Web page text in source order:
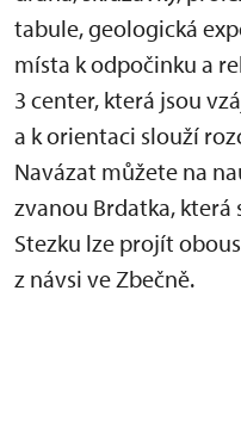
tabule, geologická
místa k odpočinku a
3 center, která jsou
a k orientaci slouží
Navázat můžete na
zvanou Brdatka, která
Stezku lze projít
z návsi ve Zbečně.